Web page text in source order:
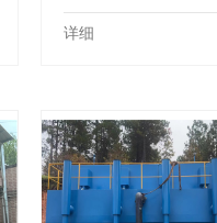
详细